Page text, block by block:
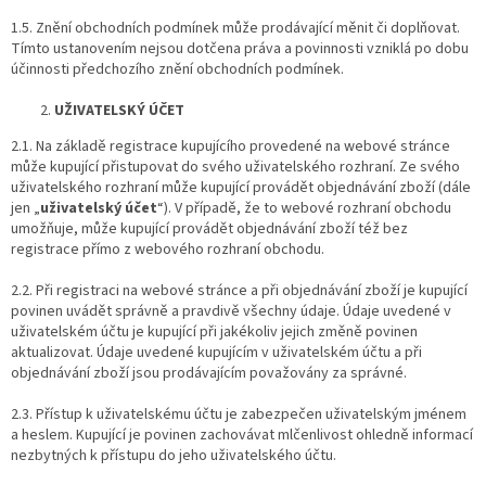
1.5. Znění obchodních podmínek může prodávající měnit či doplňovat.
Tímto ustanovením nejsou dotčena práva a povinnosti vzniklá po dobu
účinnosti předchozího znění obchodních podmínek.
UŽIVATELSKÝ ÚČET
2.1. Na základě registrace kupujícího provedené na webové stránce
může kupující přistupovat do svého uživatelského rozhraní. Ze svého
uživatelského rozhraní může kupující provádět objednávání zboží (dále
jen „uživatelský účet“). V případě, že to webové rozhraní obchodu
umožňuje, může kupující provádět objednávání zboží též bez
registrace přímo z webového rozhraní obchodu.
2.2. Při registraci na webové stránce a při objednávání zboží je kupující
povinen uvádět správně a pravdivě všechny údaje. Údaje uvedené v
uživatelském účtu je kupující při jakékoliv jejich změně povinen
aktualizovat. Údaje uvedené kupujícím v uživatelském účtu a při
objednávání zboží jsou prodávajícím považovány za správné.
2.3. Přístup k uživatelskému účtu je zabezpečen uživatelským jménem
a heslem. Kupující je povinen zachovávat mlčenlivost ohledně informací
nezbytných k přístupu do jeho uživatelského účtu.